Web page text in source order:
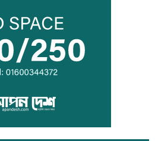
হাম উপসর্গে আরও ৫ শিশুর মৃত্যু
সূচকের উত্থানে লেনদেন ৯০৮ কোটি টাকা